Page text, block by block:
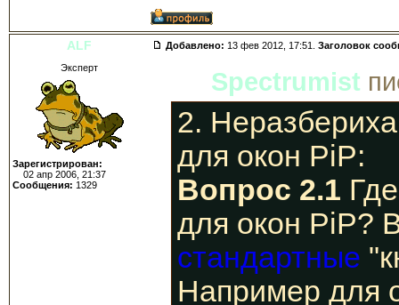
ALF Добавлено: 13 фев 2012, 17:51. Заголовок
Эксперт
Зарегистрирован:
02 апр 2006, 21:37
Сообщения: 1329
Spectrumist
2.
для окон PiP:
Вопрос 2.1
для окон PiP?
стандартные
Например для